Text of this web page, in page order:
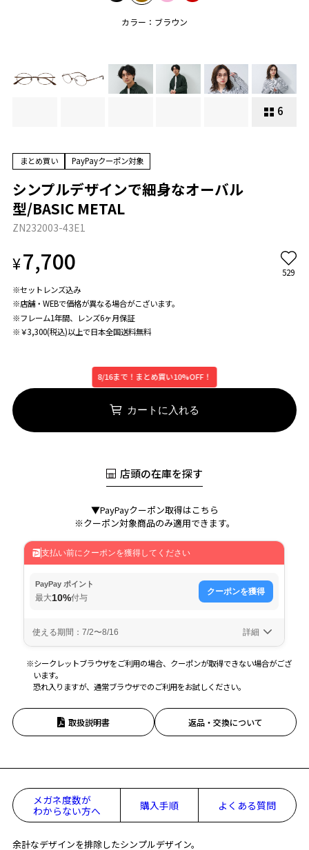
カラー：ブラウン
6
まとめ買い PayPayクーポン対象
シンプルデザインで細身なオーバル
型/BASIC METAL
ZN232003-43E1
¥7,700
529
※セットレンズ込み
※店舗・WEBで価格が異なる場合がこざいます。
※フレーム1年間、レンズ6ヶ月保証
※￥3,300(税込)以上で日本全国送料無料
8/16まで！まとめ買い10%OFF！
カートに入れる
店頭の在庫を探す
▼PayPayクーポン取得はこちら
※クーポン対象商品のみ適用できます。
※シークレットブラウザをご利用の場合、クーポンが取得できない場合がござ
います。
恐れ入りますが、通常ブラウザでのご利用をお試しください。
取扱説明書 返品・交換について
メガネ度数が
わからない方へ
購入手順 よくある質問
余計なデザインを排除したシンプルデザイン。